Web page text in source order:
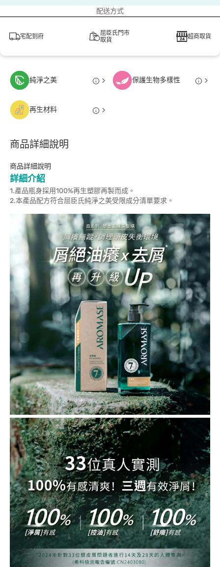
配送方式
宅配到府
屈臣氏門市
取貨
超商取貨
純淨之美 保護生物多樣性
再生材料
商品詳細說明
商品詳細說明
詳細介紹
1.產品瓶身採用100%再生塑膠再製而成。
2.本產品配方符合屈臣氏純淨之美受限成分清單要求。